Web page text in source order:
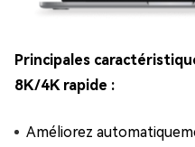
Principales
8K/4K rapide :
Améliorez